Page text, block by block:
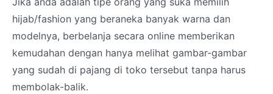
hijab/fashion yang beraneka banyak warna dan
modelnya, berbelanja secara online memberikan
kemudahan dengan hanya melihat gambar-gambar
yang sudah di pajang di toko tersebut tanpa harus
membolak-balik.